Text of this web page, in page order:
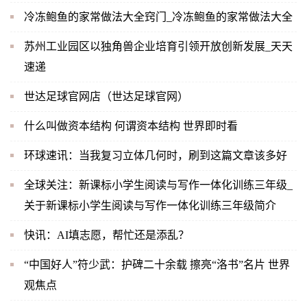
冷冻鲍鱼的家常做法大全窍门_冷冻鲍鱼的家常做法大全
苏州工业园区以独角兽企业培育引领开放创新发展_天天
速递
世达足球官网店（世达足球官网）
什么叫做资本结构 何谓资本结构 世界即时看
环球速讯：当我复习立体几何时，刷到这篇文章该多好
全球关注：新课标小学生阅读与写作一体化训练三年级_
关于新课标小学生阅读与写作一体化训练三年级简介
快讯：AI填志愿，帮忙还是添乱？
“中国好人”符少武：护碑二十余载 擦亮“洛书”名片 世界
观焦点